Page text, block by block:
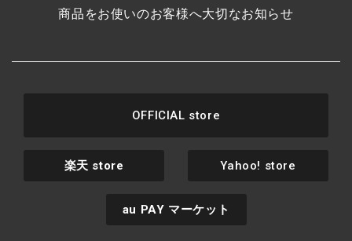
商品をお使いのお客様へ大切なお知らせ
OFFICIAL store
楽天 store Yahoo! store
au PAY マーケット